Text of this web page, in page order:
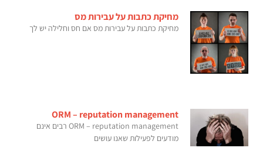
מחיקת כתבות על עבירות מס
מחיקת כתבות על עבירות מס אם חס וחלילה יש לך
ORM – reputation management
ORM – reputation management רבים אינם
מודעים לפעילות שאנו עושים